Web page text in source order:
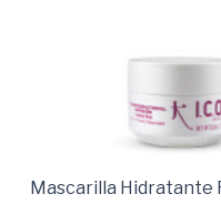
Mascarilla Hidratante